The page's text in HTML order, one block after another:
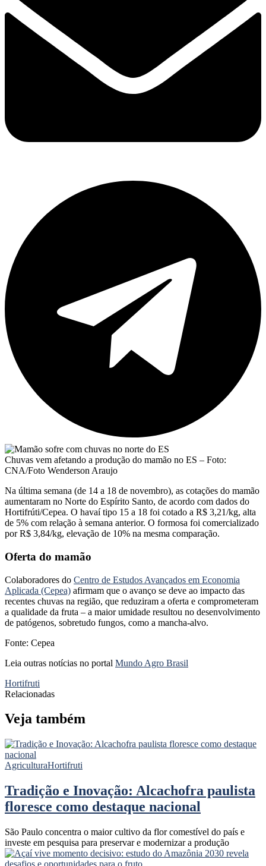
Chuvas vem afetando a produção do mamão no ES – Foto:
CNA/Foto Wenderson Araujo
Na última semana (de 14 a 18 de novembro), as cotações do mamão
aumentaram no Norte do Espírito Santo, de acordo com dados do
Hortifrúti/Cepea. O havaí tipo 15 a 18 foi cotado a R$ 3,21/kg, alta
de 5% com relação à semana anterior. O formosa foi comercializado
por R$ 3,84/kg, elevação de 10% na mesma comparação.
Oferta do mamão
Colaboradores do Centro de Estudos Avançados em Economia
Aplicada (Cepea) afirmam que o avanço se deve ao impacto das
recentes chuvas na região, que reduziram a oferta e comprometeram
a qualidade da fruta – a maior umidade resultou no desenvolvimento
de patógenos, sobretudo fungos, como a mancha-alvo.
Fonte: Cepea
Leia outras notícias no portal Mundo Agro Brasil
Hortifruti
Relacionadas
Veja também
AgriculturaHortifruti
Tradição e Inovação: Alcachofra paulista
floresce como destaque nacional
São Paulo concentra o maior cultivo da flor comestível do país e
investe em pesquisa para preservar e modernizar a produção